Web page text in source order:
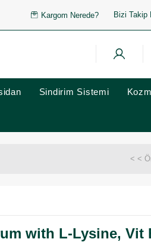
Kargom Nerede? Bizi Takip
Sindirim Sistemi
< <
with L-Lysine, Vit